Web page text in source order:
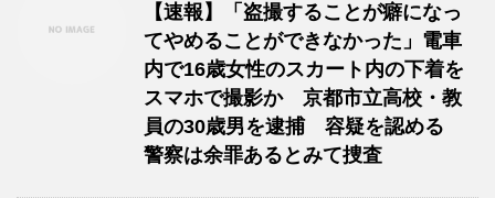
【速報】「盗撮することが癖になっ
てやめることができなかった」電車
内で16歳女性のスカート内の下着を
スマホで撮影か 京都市立高校・教
員の30歳男を逮捕 容疑を認める
警察は余罪あるとみて捜査